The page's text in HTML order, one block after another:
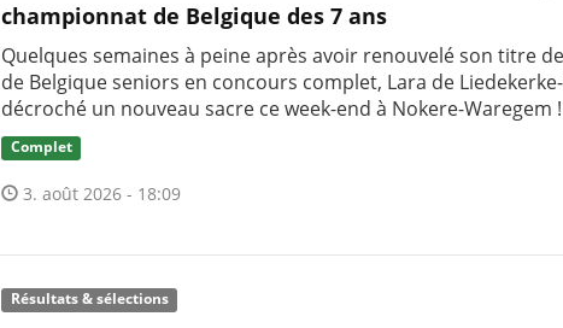
championnat de Belgique des 7 ans
Quelques semaines à peine après avoir renouvelé son titre
de Belgique seniors en concours complet, Lara de
décroché un nouveau sacre ce week-end à Nokere-Waregem !
Complet
3. août 2026 - 18:09
Résultats & sélections